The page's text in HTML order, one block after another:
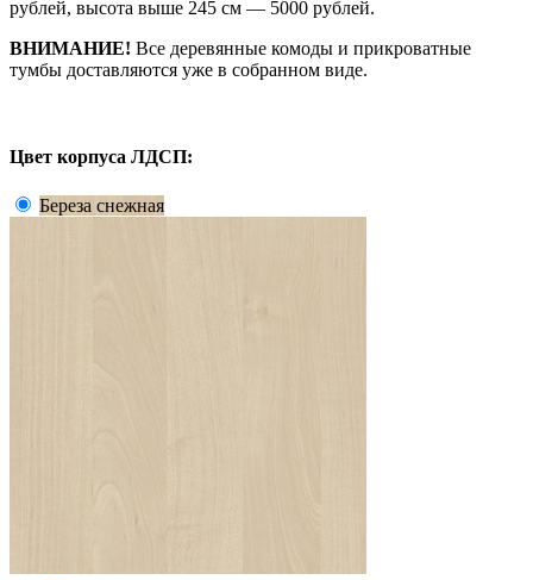
рублей, высота выше 245 см — 5000 рублей.
ВНИМАНИЕ! Все деревянные комоды и прикроватные
тумбы доставляются уже в собранном виде.
Цвет корпуса ЛДСП:
Береза снежная